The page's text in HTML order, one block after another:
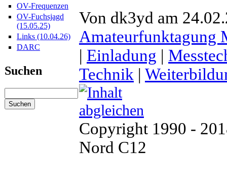
OV-Frequenzen
OV-Fuchsjagd
(15.05.25)
Links (10.04.26)
DARC
Suchen
Von dk3yd am
Amateurfunktagung
| Einladung |
Technik |
Copyright 1990 -
Nord C12